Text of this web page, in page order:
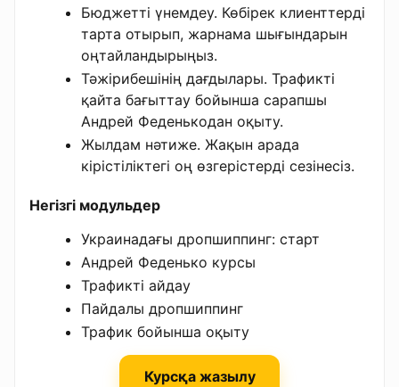
Бюджетті үнемдеу. Көбірек клиенттерді
тарта отырып, жарнама шығындарын
оңтайландырыңыз.
Тәжірибешінің дағдылары. Трафикті
қайта бағыттау бойынша сарапшы
Андрей Феденькодан оқыту.
Жылдам нәтиже. Жақын арада
кірістіліктегі оң өзгерістерді сезінесіз.
Негізгі модульдер
Украинадағы дропшиппинг: старт
Андрей Феденько курсы
Трафикті айдау
Пайдалы дропшиппинг
Трафик бойынша оқыту
Курсқа жазылу